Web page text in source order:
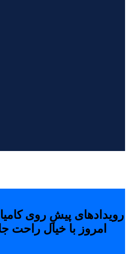
رویدادهای پیشِ روی
امروز با خیال راحت